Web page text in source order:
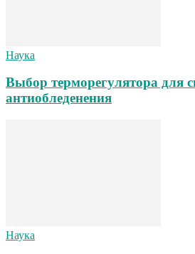
Наука
Выбор терморегулятора для
антиобледенения
Наука